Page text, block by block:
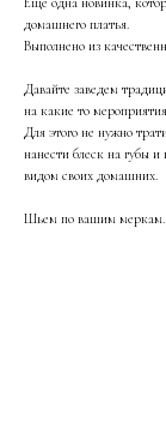
домашнего платья.
Выполнено из
Давайте заведем
на какие то
Для этого не нужно
нанести блеск на губы
видом своих домашних.
Шьем по вашим меркам.